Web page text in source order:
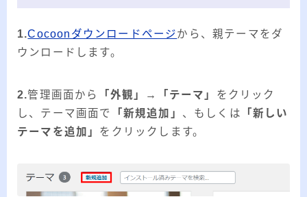
1.Cocoonダウンロードページから、親テーマをダ
ウンロードします。
2.管理画面から 「外観」→「テーマ」 をクリック
し、テーマ画面で
「新規追加 」 、もしくは
「新しい
テーマを追加」 をクリックします。